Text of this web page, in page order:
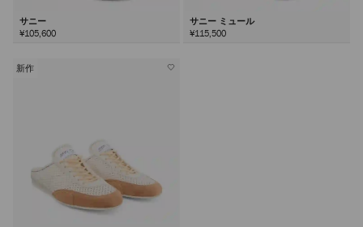
サニー
¥105,600
サニー ミュール
¥115,500
新作